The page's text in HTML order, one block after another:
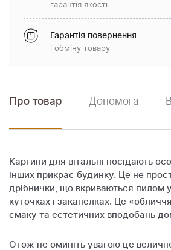
гарантія якості
Гарантія повернення
і обміну товару
Про товар Допомога
Картини для вітальні посідають
інших прикрас будинку. Це не
дрібнички, що вкриваються пилом
куточках і закапелках. Це
смаку та естетичних вподобань
Отож не оминіть увагою це